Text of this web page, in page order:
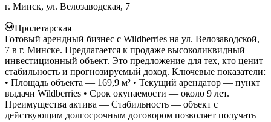
г. Минск, ул. Велозаводская, 7
Пролетарская
Готовый арендный бизнес с Wildberries на ул. Велозаводской,
7 в г. Минске. Предлагается к продаже высоколиквидный
инвестиционный объект. Это предложение для тех, кто ценит
стабильность и прогнозируемый доход. Ключевые показатели:
• Площадь объекта — 169,9 м² • Текущий арендатор — пункт
выдачи Wildberries • Срок окупаемости — около 9 лет.
Преимущества актива — Стабильность — объект с
действующим долгосрочным договором позволяет получать